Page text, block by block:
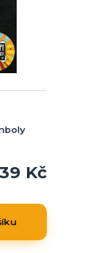
39 Kč